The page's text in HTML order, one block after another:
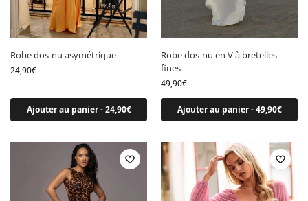
Robe dos-nu asymétrique
24,90€
Ajouter au panier - 24,90€
Robe dos-nu en V à bretelles
fines
49,90€
Ajouter au panier - 49,90€